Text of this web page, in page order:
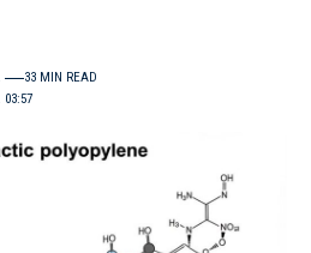
03:57
33 MIN READ